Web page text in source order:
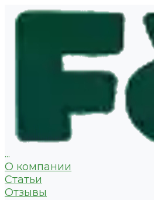
...
О компании
Статьи
Отзывы